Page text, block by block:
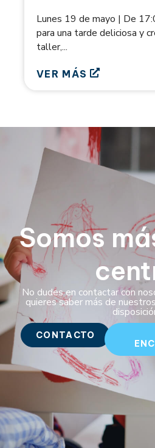
Lunes 19 de mayo | De
para una tarde deliciosa y
taller,...
VER MÁS
Somos
No dudes en contactar con
quieres saber más de
CONTACTO